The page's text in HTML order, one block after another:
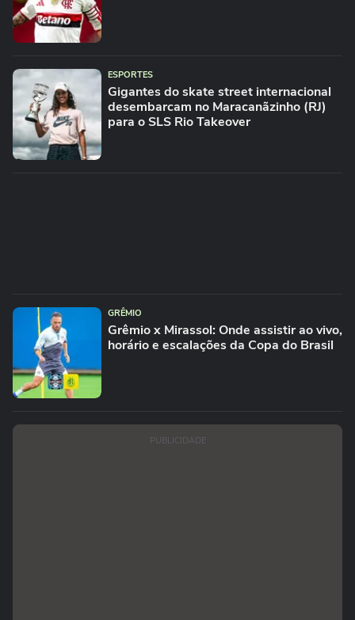
ESPORTES
Gigantes do skate street internacional
desembarcam no Maracanãzinho (RJ)
para o SLS Rio Takeover
GRÊMIO
Grêmio x Mirassol: Onde assistir ao vivo,
horário e escalações da Copa do Brasil
PUBLICIDADE